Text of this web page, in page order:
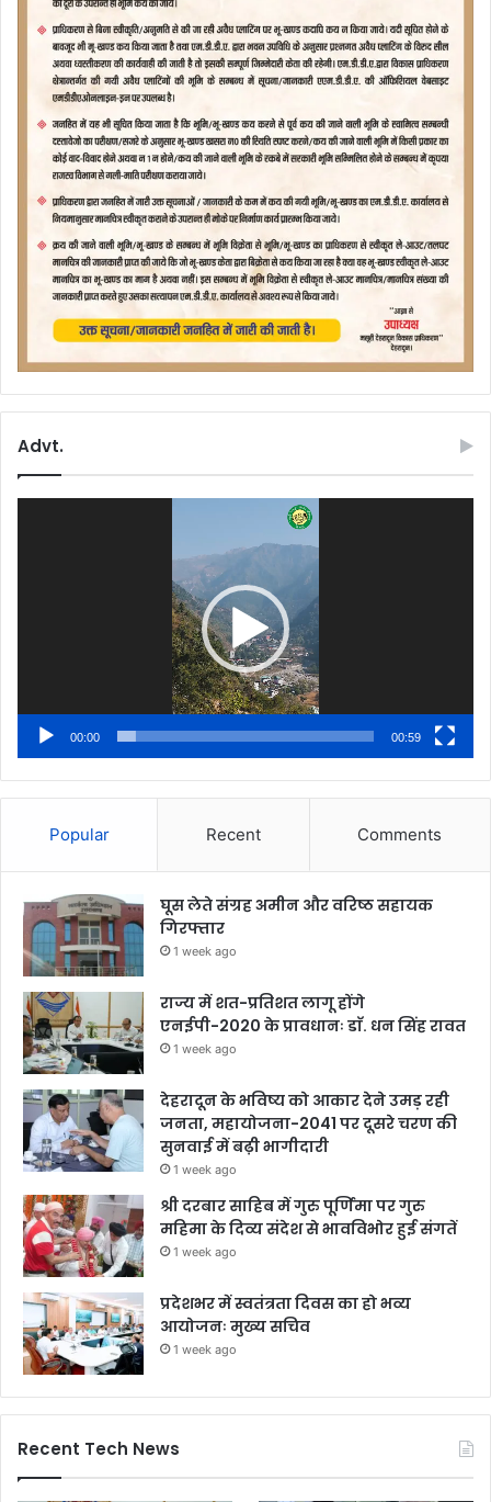
Advt.
00:00 00:59
Popular Recent Comments
घूस लेते संग्रह अमीन और वरिष्ठ सहायक
गिरफ्तार
1 week ago
राज्य में शत-प्रतिशत लागू होंगे
एनईपी-2020 के प्रावधानः डाॅ. धन सिंह रावत
1 week ago
देहरादून के भविष्य को आकार देने उमड़ रही
जनता, महायोजना-2041 पर दूसरे चरण की
सुनवाई में बढ़ी भागीदारी
1 week ago
श्री दरबार साहिब में गुरु पूर्णिमा पर गुरु
महिमा के दिव्य संदेश से भावविभोर हुई संगतें
1 week ago
प्रदेशभर में स्वतंत्रता दिवस का हो भव्य
आयोजनः मुख्य सचिव
1 week ago
Recent Tech News